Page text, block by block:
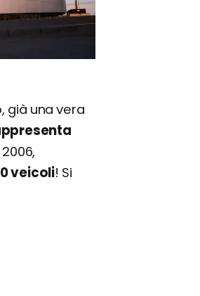
già una vera
veicoli! Si